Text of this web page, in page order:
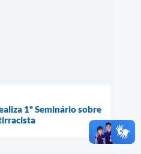
1º Seminário sobre